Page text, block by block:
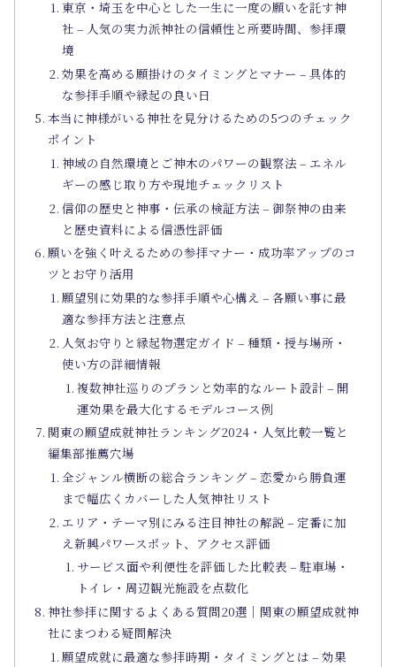
東京・埼玉を中心とした一生に一度の願いを託す神
社 – 人気の実力派神社の信頼性と所要時間、参拝環
境
効果を高める願掛けのタイミングとマナー – 具体的
な参拝手順や縁起の良い日
本当に神様がいる神社を見分けるための5つのチェック
ポイント
神域の自然環境とご神木のパワーの観察法 – エネル
ギーの感じ取り方や現地チェックリスト
信仰の歴史と神事・伝承の検証方法 – 御祭神の由来
と歴史資料による信憑性評価
願いを強く叶えるための参拝マナー・成功率アップのコ
ツとお守り活用
願望別に効果的な参拝手順や心構え – 各願い事に最
適な参拝方法と注意点
人気お守りと縁起物選定ガイド – 種類・授与場所・
使い方の詳細情報
複数神社巡りのプランと効率的なルート設計 – 開
運効果を最大化するモデルコース例
関東の願望成就神社ランキング2024・人気比較一覧と
編集部推薦穴場
全ジャンル横断の総合ランキング – 恋愛から勝負運
まで幅広くカバーした人気神社リスト
エリア・テーマ別にみる注目神社の解説 – 定番に加
え新興パワースポット、アクセス評価
サービス面や利便性を評価した比較表 – 駐車場・
トイレ・周辺観光施設を点数化
神社参拝に関するよくある質問20選｜関東の願望成就神
社にまつわる疑問解決
願望成就に最適な参拝時期・タイミングとは – 効果